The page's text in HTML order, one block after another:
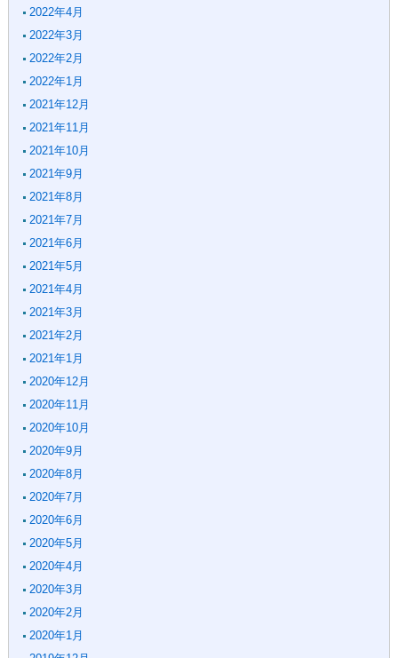
2022年4月
2022年3月
2022年2月
2022年1月
2021年12月
2021年11月
2021年10月
2021年9月
2021年8月
2021年7月
2021年6月
2021年5月
2021年4月
2021年3月
2021年2月
2021年1月
2020年12月
2020年11月
2020年10月
2020年9月
2020年8月
2020年7月
2020年6月
2020年5月
2020年4月
2020年3月
2020年2月
2020年1月